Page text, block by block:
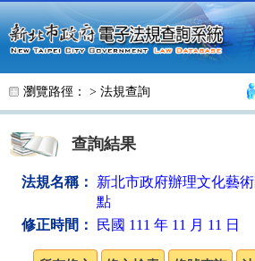
跳至主要內容
瀏覽路徑： > 法規查詢
查詢結果
法規名稱：
新北市政府辦理文化藝
點
修正時間：
民國 111 年 11 月 11 日